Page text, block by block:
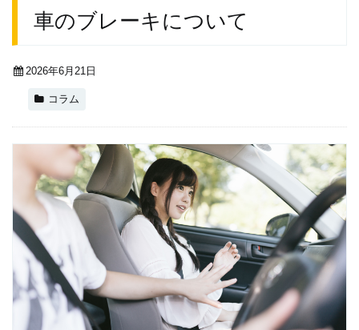
車のブレーキについて
2026年6月21日
コラム